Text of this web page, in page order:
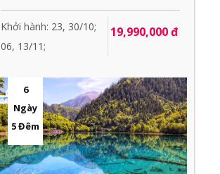
Khởi hành: 23, 30/10;
06, 13/11;
19,990,000 đ
6
Ngày
5 Đêm